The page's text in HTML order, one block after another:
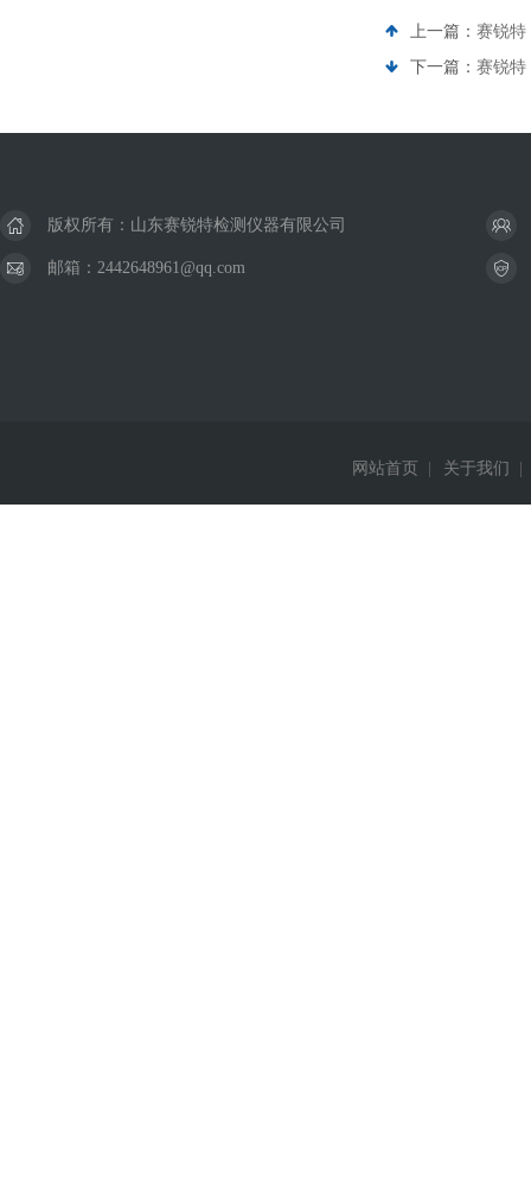
上一篇： 赛锐特
下一篇： 赛锐特
版权所有：山东赛锐特检测仪器有限公司
邮箱：2442648961@qq.com
网站首页 关于我们